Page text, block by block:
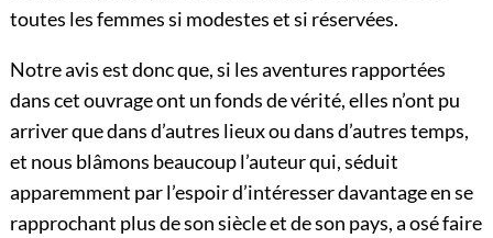
toutes les femmes si modestes et si réservées.
Notre avis est donc que, si les aventures rapportées
dans cet ouvrage ont un fonds de vérité, elles n’ont pu
arriver que dans d’autres lieux ou dans d’autres temps,
et nous blâmons beaucoup l’auteur qui, séduit
apparemment par l’espoir d’intéresser davantage en se
rapprochant plus de son siècle et de son pays, a osé faire